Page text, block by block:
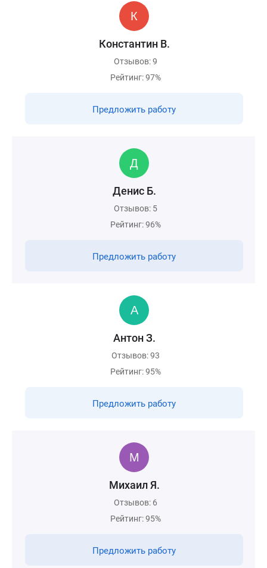
Константин В.
Отзывов: 9
Рейтинг: 97%
Предложить работу
Денис Б.
Отзывов: 5
Рейтинг: 96%
Предложить работу
Антон З.
Отзывов: 93
Рейтинг: 95%
Предложить работу
Михаил Я.
Отзывов: 6
Рейтинг: 95%
Предложить работу